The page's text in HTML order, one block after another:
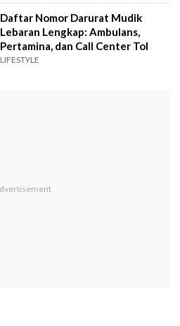
Daftar Nomor Darurat Mudik
Lebaran Lengkap: Ambulans,
Pertamina, dan Call Center Tol
LIFESTYLE